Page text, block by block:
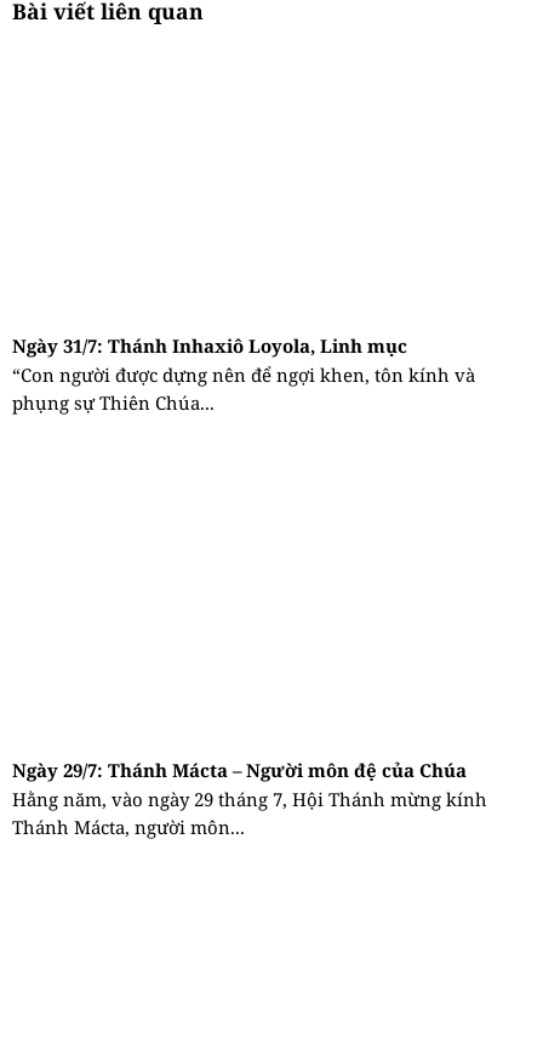
Bài viết liên quan
Ngày 31/7: Thánh Inhaxiô Loyola, Linh mục
“Con người được dựng nên để ngợi khen, tôn kính và
phụng sự Thiên Chúa...
Ngày 29/7: Thánh Mácta – Người môn đệ của Chúa
Hằng năm, vào ngày 29 tháng 7, Hội Thánh mừng kính
Thánh Mácta, người môn...